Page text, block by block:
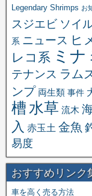
Legendary Shrimps お
スジエビ ソイ
系 ニュース ヒ
レコ系 ミ
テナンス ラム
ンプ 両生類 事件
槽 水草 流木
入 赤玉土 金魚
易度
おすすめリンク
車を高く売る方法